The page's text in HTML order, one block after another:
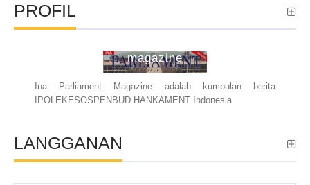
PROFIL
magazine
Ina Parliament Magazine adalah kumpulan berita
IPOLEKESOSPENBUD HANKAMENT Indonesia
LANGGANAN